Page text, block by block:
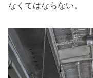
なくてはならない。